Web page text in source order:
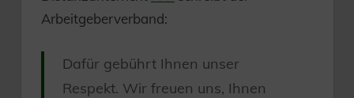
Arbeitgeberverband:
Dafür gebührt Ihnen unser
Respekt. Wir freuen uns, Ihnen